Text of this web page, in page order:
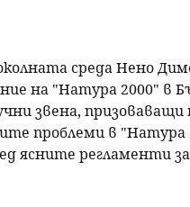
среда Нено
на "Натура 2000" в
звена,
проблеми в "Натура
ясните регламенти